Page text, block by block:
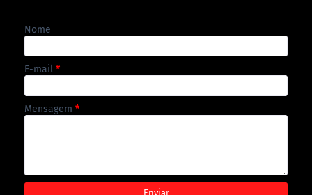
Nome
E-mail *
Mensagem *